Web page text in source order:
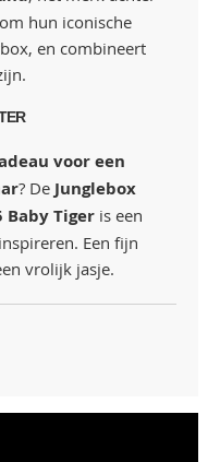
hun iconische
en combineert
voor een
? De Junglebox
Baby Tiger is een
Een fijn
vrolijk jasje.